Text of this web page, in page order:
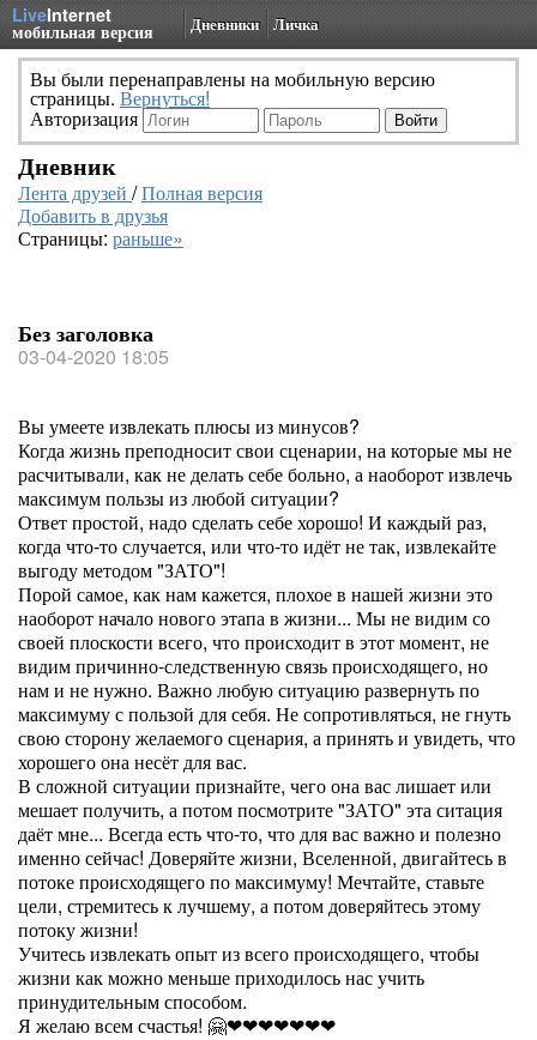
LiveInternet
мобильная версия Дневники Личка
Вы были перенаправлены на мобильную версию
страницы. Вернуться!
Авторизация
Дневник
Лента друзей /Полная версия
Добавить в друзья
Страницы: раньше»
Без заголовка
03-04-2020 18:05
Вы умеете извлекать плюсы из минусов?
Когда жизнь преподносит свои сценарии, на которые мы не
расчитывали, как не делать себе больно, а наоборот извлечь
максимум пользы из любой ситуации?
Ответ простой, надо сделать себе хорошо! И каждый раз,
когда что-то случается, или что-то идёт не так, извлекайте
выгоду методом "ЗАТО"!
Порой самое, как нам кажется, плохое в нашей жизни это
наоборот начало нового этапа в жизни... Мы не видим со
своей плоскости всего, что происходит в этот момент, не
видим причинно-следственную связь происходящего, но
нам и не нужно. Важно любую ситуацию развернуть по
максимуму с пользой для себя. Не сопротивляться, не гнуть
свою сторону желаемого сценария, а принять и увидеть, что
хорошего она несёт для вас.
В сложной ситуации признайте, чего она вас лишает или
мешает получить, а потом посмотрите "ЗАТО" эта ситация
даёт мне... Всегда есть что-то, что для вас важно и полезно
именно сейчас! Доверяйте жизни, Вселенной, двигайтесь в
потоке происходящего по максимуму! Мечтайте, ставьте
цели, стремитесь к лучшему, а потом доверяйтесь этому
потоку жизни!
Учитесь извлекать опыт из всего происходящего, чтобы
жизни как можно меньше приходилось нас учить
принудительным способом.
Я желаю всем счастья! 🤗❤❤❤❤❤❤❤